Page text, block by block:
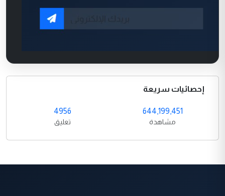
إحصائيات سريعة
644,199,451
مشاهدة
4956
تعليق